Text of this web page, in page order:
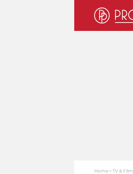
Home TV & Film